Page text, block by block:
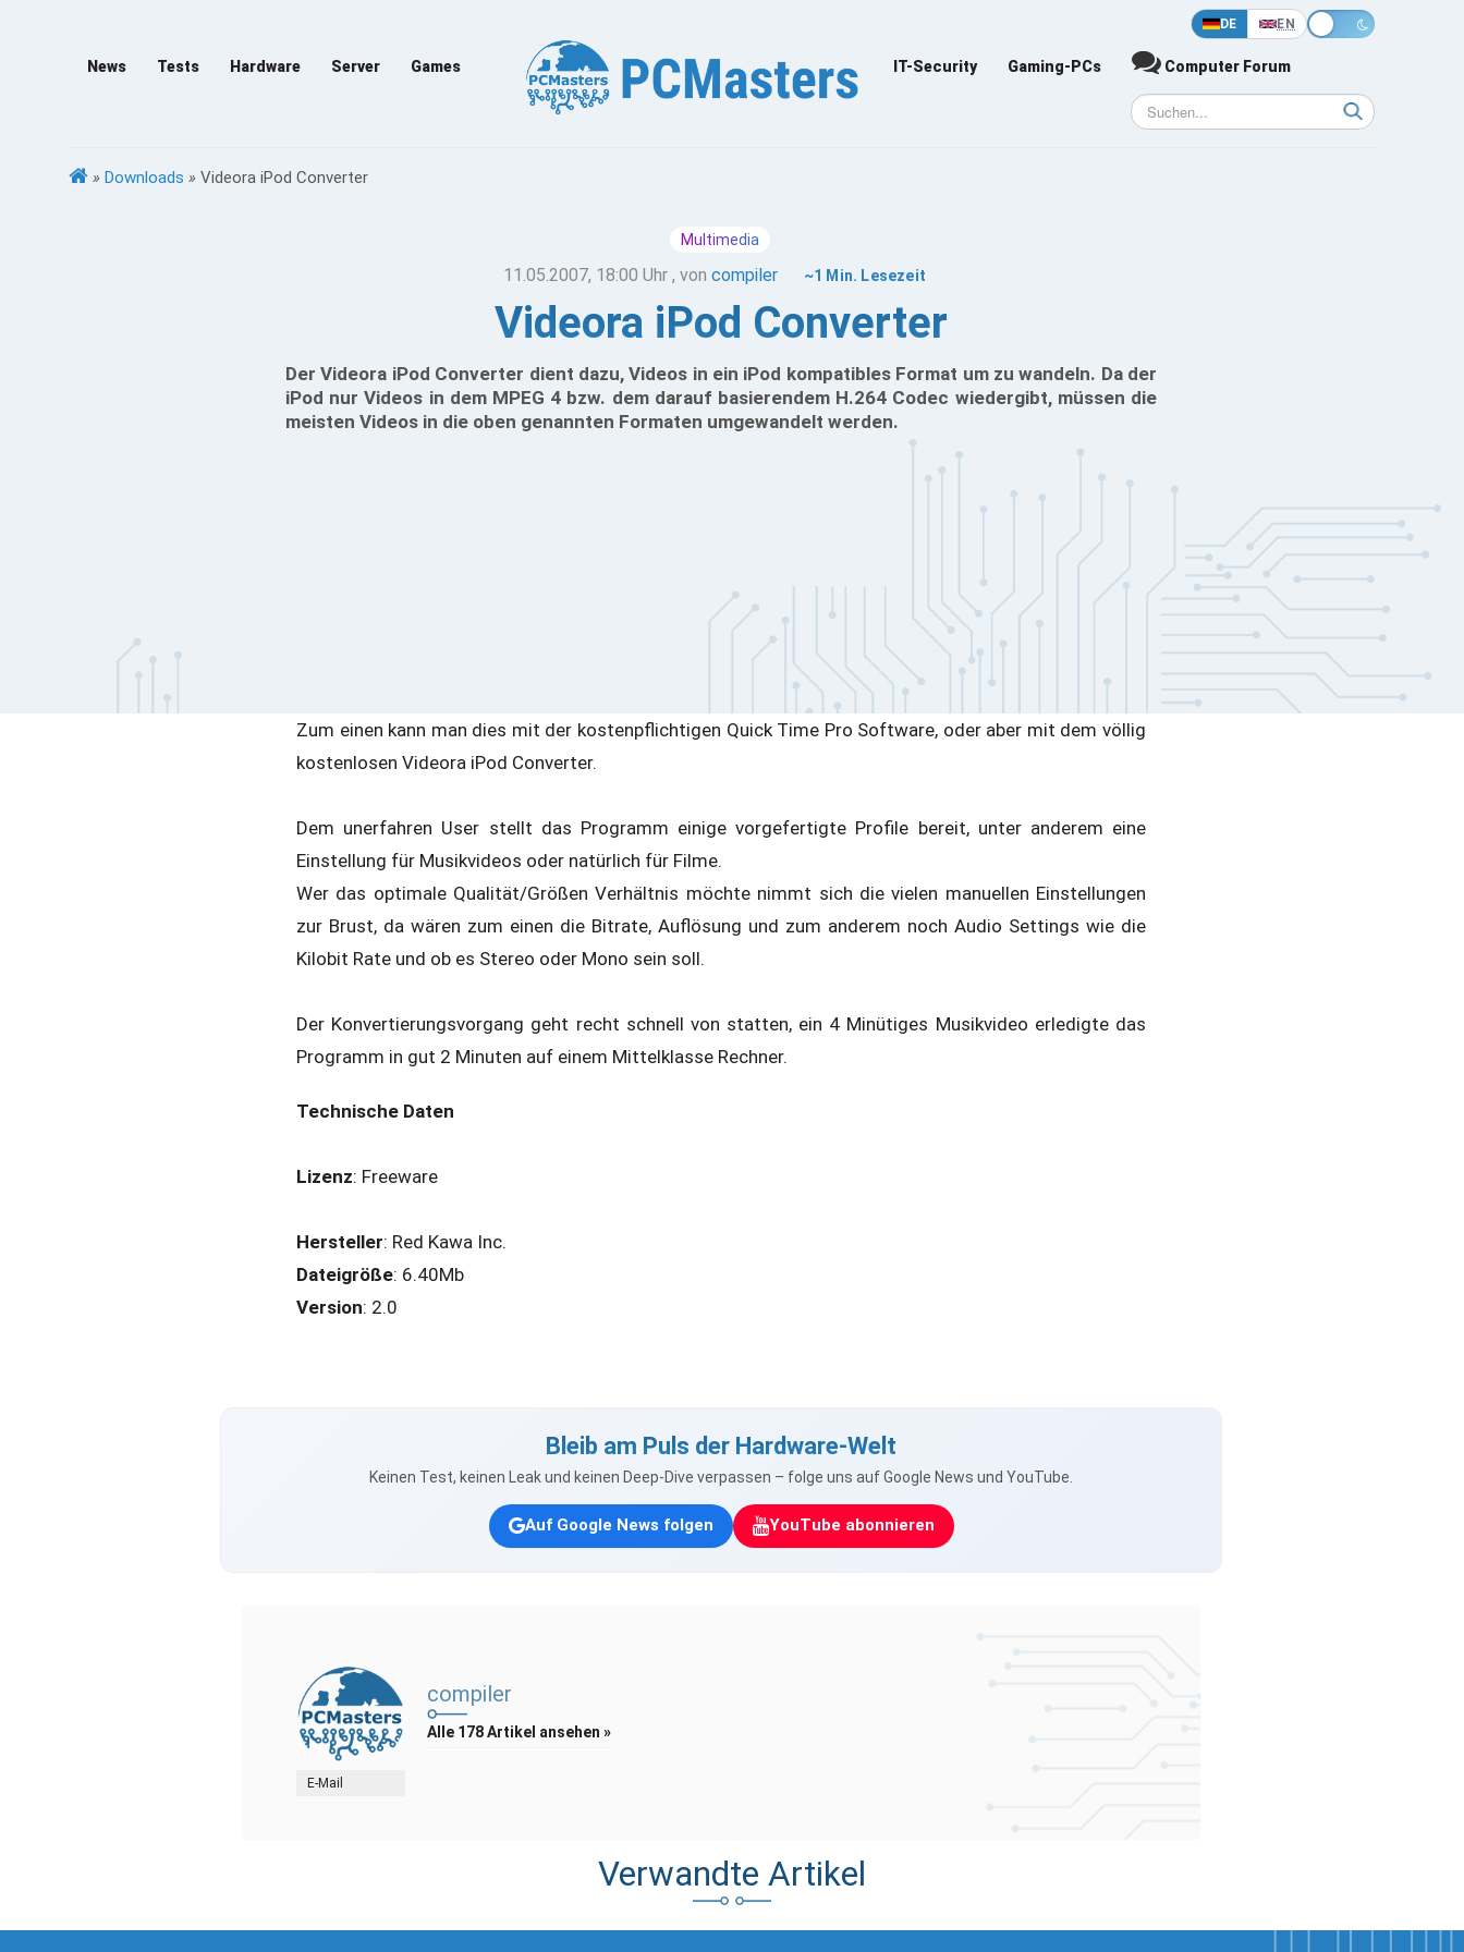
DE EN
News Tests Hardware Server Games IT-Security Gaming-PCs Computer Forum
» Downloads » Videora iPod Converter
Multimedia
11.05.2007, 18:00 Uhr , von compiler ~1 Min. Lesezeit
Videora iPod Converter
Der Videora iPod Converter dient dazu, Videos in ein iPod kompatibles Format um zu wandeln. Da der
iPod nur Videos in dem MPEG 4 bzw. dem darauf basierendem H.264 Codec wiedergibt, müssen die
meisten Videos in die oben genannten Formaten umgewandelt werden.
Zum einen kann man dies mit der kostenpflichtigen Quick Time Pro Software, oder aber mit dem völlig
kostenlosen Videora iPod Converter.
Dem unerfahren User stellt das Programm einige vorgefertigte Profile bereit, unter anderem eine
Einstellung für Musikvideos oder natürlich für Filme.
Wer das optimale Qualität/Größen Verhältnis möchte nimmt sich die vielen manuellen Einstellungen
zur Brust, da wären zum einen die Bitrate, Auflösung und zum anderem noch Audio Settings wie die
Kilobit Rate und ob es Stereo oder Mono sein soll.
Der Konvertierungsvorgang geht recht schnell von statten, ein 4 Minütiges Musikvideo erledigte das
Programm in gut 2 Minuten auf einem Mittelklasse Rechner.
Technische Daten
Lizenz: Freeware
Hersteller: Red Kawa Inc.
Dateigröße: 6.40Mb
Version: 2.0
Bleib am Puls der Hardware-Welt
Keinen Test, keinen Leak und keinen Deep-Dive verpassen – folge uns auf Google News und YouTube.
Auf Google News folgen YouTube abonnieren
E-Mail
compiler
Alle 178 Artikel ansehen »
Verwandte Artikel